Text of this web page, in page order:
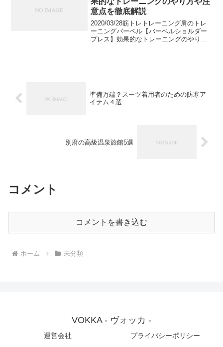
意点を徹底解説
2020/03/28筋トレトレーニング肩のトレ
ーニングバーベル【バーベルショルダー
プレス】効果的なトレーニングのやり方
準備万端？スーツ着用者のための防寒ア
イテム４選
別府の高級温泉旅館5選
コメント
コメントを書き込む
ホーム 未分類
VOKKA - ヴォッカ -
運営会社 プライバシーポリシー